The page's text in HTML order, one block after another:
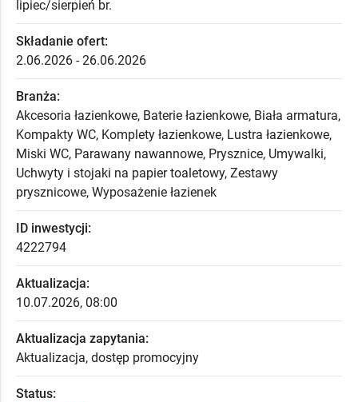
lipiec/sierpień br.
Składanie ofert:
2.06.2026 - 26.06.2026
Branża:
Akcesoria łazienkowe, Baterie łazienkowe, Biała armatura,
Kompakty WC, Komplety łazienkowe, Lustra łazienkowe,
Miski WC, Parawany nawannowe, Prysznice, Umywalki,
Uchwyty i stojaki na papier toaletowy, Zestawy
prysznicowe, Wyposażenie łazienek
ID inwestycji:
4222794
Aktualizacja:
10.07.2026, 08:00
Aktualizacja zapytania:
Aktualizacja, dostęp promocyjny
Status: